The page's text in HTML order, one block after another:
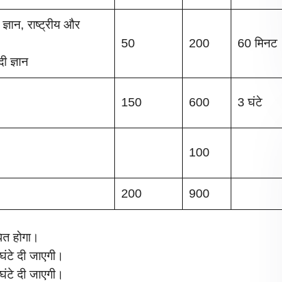
राष्ट्रीय और
ज्ञान
50 200 60 मिनट
150 600 3 घंटे
100
200 900
होगा।
दी जाएगी।
दी जाएगी।